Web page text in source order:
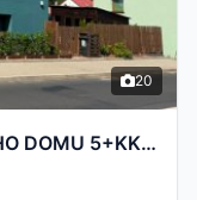
20
PRODEJ MODERNÍHO RODINNÉHO DOMU 5+KK | 200 m² | PO KOMPLETNÍ REKONSTRUKCI | POZEMEK 700 m² | STARÉ S